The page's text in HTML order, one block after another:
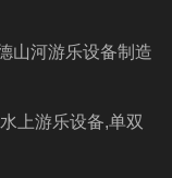
山河游乐设备制造
上游乐设备,单双